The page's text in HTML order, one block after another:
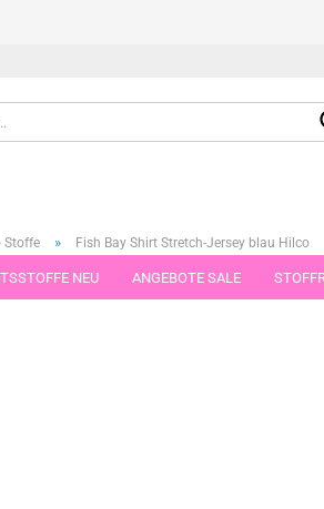
NEU ANGEBOTE SALE
Stoffe » Fish Bay Shirt Stretch-Jersey blau Hilco
Kategorie